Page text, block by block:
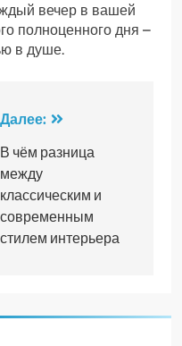
вечер в вашей
полноценного дня –
в душе.
Далее:
В чём разница
между
классическим и
современным
стилем интерьера